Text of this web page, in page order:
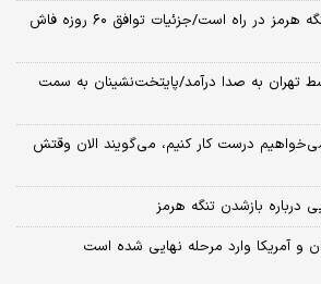
العربیه: توافق بازگشایی تنگه هرمز در راه است/جزئیات توافق ۶۰ روزه فاش
تهران به صدا درآمد/پایتخت‌نشینان به سمت
است می‌خواهیم درست کار کنیم، می‌گویند الان وقتش
بازشدن تنگه هرمز
و آمریکا وارد مرحله نهایی شده است